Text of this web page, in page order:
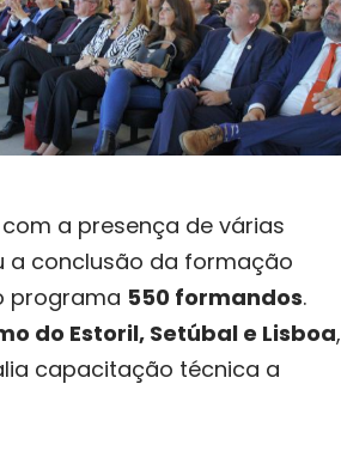
a presença de várias
a conclusão da formação
programa 550 formandos.
do Estoril, Setúbal e Lisboa,
capacitação técnica a